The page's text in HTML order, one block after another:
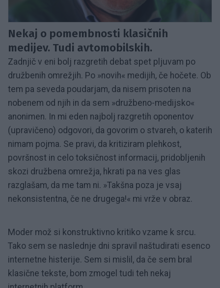
Nekaj o pomembnosti klasičnih
medijev. Tudi avtomobilskih.
Zadnjič v eni bolj razgretih debat spet pljuvam po
družbenih omrežjih. Po »novih« medijih, če hočete. Ob
tem pa seveda poudarjam, da nisem prisoten na
nobenem od njih in da sem »družbeno-medijsko«
anonimen. In mi eden najbolj razgretih oponentov
(upravičeno) odgovori, da govorim o stvareh, o katerih
nimam pojma. Se pravi, da kritiziram plehkost,
površnost in celo toksičnost informacij, pridobljenih
skozi družbena omrežja, hkrati pa na ves glas
razglašam, da me tam ni. »Takšna poza je vsaj
nekonsistentna, če ne drugega!« mi vrže v obraz.
Moder mož si konstruktivno kritiko vzame k srcu.
Tako sem se naslednje dni spravil naštudirati esenco
internetne histerije. Sem si mislil, da če sem bral
klasične tekste, bom zmogel tudi teh nekaj